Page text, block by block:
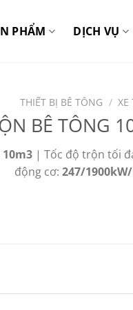
PHẨM DỊCH VỤ
THIẾT BỊ BÊ TÔNG / XE
BÊ TÔNG
10m3| Tốc độ trộn tối
động cơ: 247/